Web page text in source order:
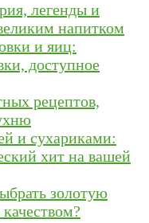
легенды и
напитком
и яиц:
доступное
рецептов,
и сухариками:
хит на вашей
золотую